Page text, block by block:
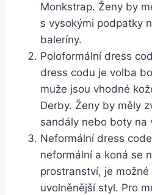
Monkstrap. Ženy⁤ by
s vysokými podpatky
baleríny.
Poloformální dress
dress codu ​je volba⁤
muže jsou vhodné
Derby. Ženy by​ měly
sandály nebo ⁤boty na⁤
Neformální dress
neformální a koná​ se
prostranství, je​
uvolněnější styl. ⁣Pro